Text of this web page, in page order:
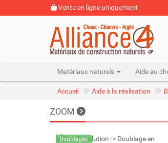
Vente en ligne uniquement
Matériaux naturels Aide au
Accueil Aide à la réalisation
ZOOM
Doublages